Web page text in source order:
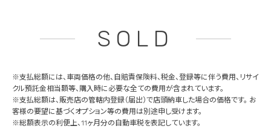
SOLD
※支払総額には、車両価格の他、自賠責保険料、税金、登録等に伴う費用、リサイ
クル預託金相当額等、購入時に必要な全ての費用が含まれています。
※支払総額は、販売店の管轄内登録（届出）で店頭納車した場合の価格です。 お
客様の要望に基づくオプション等の費用は別途申し受けます。
※総額表示の利便上、11ヶ月分の自動車税を表記しています。